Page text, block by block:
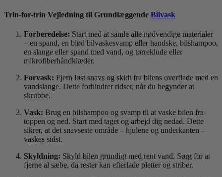
Trin-for-trin Vejledning til Grundlæggende Bilvask
Forberedelse: Start med at samle alle nødvendige materialer
– en spand, en blød bilvaskesvamp eller handske, bilshampoo,
en slange eller spand med vand, og tørreklude eller
mikrofiberhåndklæder.
Forvask: Fjern løst snavs og skidt fra bilens overflade med en
vandslange. Dette forhindrer ridser, når du begynder at
skrubbe.
Vask: Brug en bilshampoo og svamp til at vaske bilen fra
toppen og ned. Start med taget og arbejd dig nedad. Dette
sikrer, at det snavseste område – hjulene og underkanten –
vaskes sidst.
Skyldning: Skyld bilen grundigt med rent vand. Sørg for at
fjerne al sæbe, da rester kan efterlade pletter og striber.